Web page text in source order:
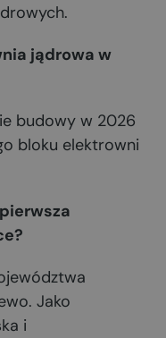
jądrowa w
budowy w 2026
bloku elektrowni
Jako
i